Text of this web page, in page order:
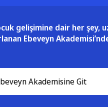
gelişimine dair her şey,
Ebeveyn
Akademisine Git